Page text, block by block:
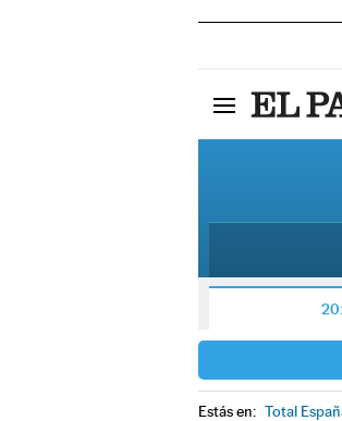
Estás en: Total